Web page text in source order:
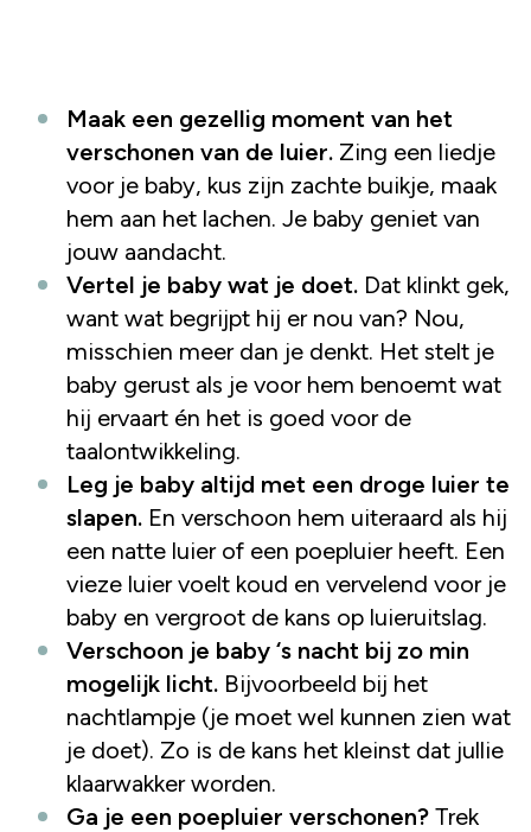
Maak een gezellig moment van het
verschonen van de luier. Zing een liedje
voor je baby, kus zijn zachte buikje, maak
hem aan het lachen. Je baby geniet van
jouw aandacht.
Vertel je baby wat je doet. Dat klinkt gek,
want wat begrijpt hij er nou van? Nou,
misschien meer dan je denkt. Het stelt je
baby gerust als je voor hem benoemt wat
hij ervaart én het is goed voor de
taalontwikkeling.
Leg je baby altijd met een droge luier te
slapen. En verschoon hem uiteraard als hij
een natte luier of een poepluier heeft. Een
vieze luier voelt koud en vervelend voor je
baby en vergroot de kans op luieruitslag.
Verschoon je baby ‘s nacht bij zo min
mogelijk licht. Bijvoorbeeld bij het
nachtlampje (je moet wel kunnen zien wat
je doet). Zo is de kans het kleinst dat jullie
klaarwakker worden.
Ga je een poepluier verschonen? Trek